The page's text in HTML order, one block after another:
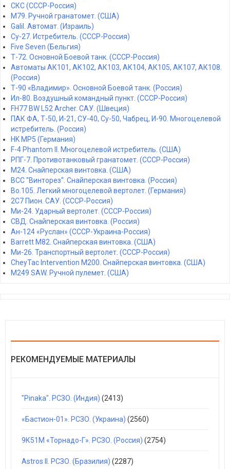
СКС (СССР-Россия)
M79. Ручной гранатомет. (США)
Galil. Автомат. (Израиль)
Су-27. Истребитель. (СССР-Россия)
Five Seven (Бельгия)
Т-72. Основной Боевой танк. (СССР-Россия)
Автоматы АК101, АК102, АК103, АК104, АК105, АК107, АК108.
(Россия)
Т-90 «Владимир». Основной Боевой танк. (Россия)
Ил-80. Воздушный командный пункт. (СССР-Россия)
FH77 BW L52 Archer. САУ. (Швеция)
ПАК ФА, Т-50, И-21, СУ-40, Су-50, Чабрец, И-90. Многоцелевой
истребитель. (Россия)
HK MP5 (Германия)
F-4 Phantom II. Многоцелевой истребитель. (США)
РПГ-7. Противотанковый гранатомет. (СССР-Россия)
M24. Снайперская винтовка. (США)
ВСС "Винторез". Снайперская винтовка. (Россия)
Bo.105. Легкий многоцелевой вертолет. (Германия)
2С7 Пион. САУ. (СССР-Россия)
Ми-24. Ударный вертолет. (СССР-Россия)
СВД. Снайперская винтовка. (Россия)
Ан-124 «Руслан» (СССР-Украина-Россия)
Barrett M82. Снайперская винтовка. (США)
Ми-26. Транспортный вертолет. (СССР-Россия)
CheyTac Intervention M200. Снайперская винтовка. (США)
M249 SAW. Ручной пулемет. (США)
РЕКОМЕНДУЕМЫЕ МАТЕРИАЛЫ
"Pinaka". РСЗО. (Индия) (2413)
«Бастион-01». РСЗО. (Украина) (2560)
9К51М «Торнадо-Г». РСЗО. (Россия) (2754)
Astros II. РСЗО. (Бразилия) (2287)